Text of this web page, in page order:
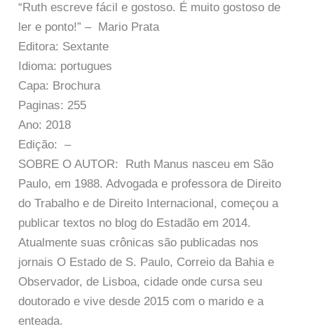
“Ruth escreve fácil e gostoso. É muito gostoso de
ler e ponto!” – Mario Prata
Editora: Sextante
Idioma: portugues
Capa: Brochura
Paginas: 255
Ano: 2018
Edição: –
SOBRE O AUTOR: Ruth Manus nasceu em São
Paulo, em 1988. Advogada e professora de Direito
do Trabalho e de Direito Internacional, começou a
publicar textos no blog do Estadão em 2014.
Atualmente suas crônicas são publicadas nos
jornais O Estado de S. Paulo, Correio da Bahia e
Observador, de Lisboa, cidade onde cursa seu
doutorado e vive desde 2015 com o marido e a
enteada.